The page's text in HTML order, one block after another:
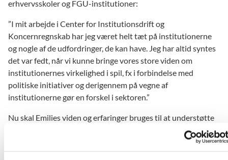
erhvervsskoler og FGU-institutioner:
”I mit arbejde i Center for Institutionsdrift og
Koncernregnskab har jeg været helt tæt på institutionerne
og nogle af de udfordringer, de kan have. Jeg har altid syntes
det var fedt, når vi kunne bringe vores store viden om
institutionernes virkelighed i spil, fx i forbindelse med
politiske initiativer og derigennem på vegne af
institutionerne gør en forskel i sektoren.”
Nu skal Emilies viden og erfaringer bruges til at understøtte
et nyt uddannelseslandskab i en nyoprettet enhed i STUK: